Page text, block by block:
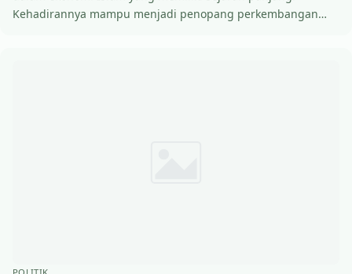
Kehadirannya mampu menjadi penopang perkembangan…